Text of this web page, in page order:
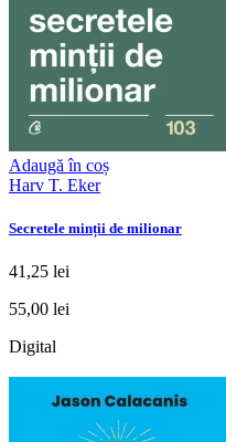
Adaugă în coș
Harv T. Eker
Secretele minții de milionar
41,25 lei
55,00 lei
Digital